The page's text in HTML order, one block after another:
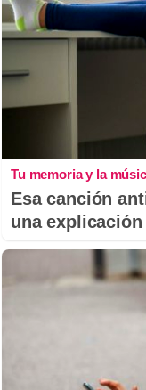
Tu memoria y la
Esa canción
una explicación